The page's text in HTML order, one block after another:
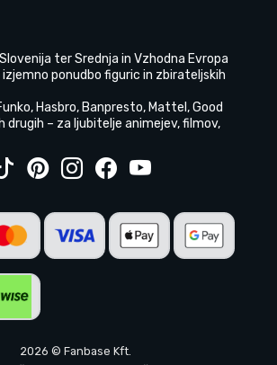
ter Srednja in Vzhodna Evropa
ponudbo figuric in zbirateljskih
Hasbro, Banpresto, Mattel, Good
drugih – za ljubitelje animejev, filmov,
2026 © Fanbase Kft.